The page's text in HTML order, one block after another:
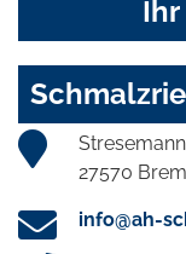
27570
info@ah-